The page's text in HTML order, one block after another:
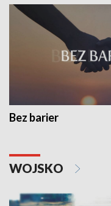
Bez barier
WOJSKO